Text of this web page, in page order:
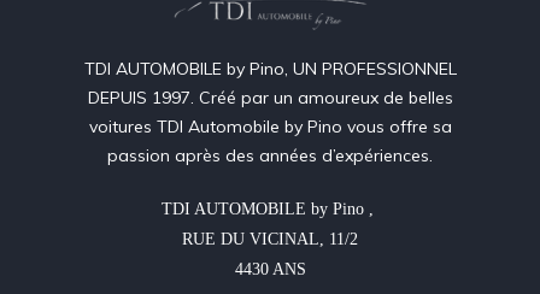
TDI AUTOMOBILE by Pino, UN PROFESSIONNEL
DEPUIS 1997. Créé par un amoureux de belles
voitures TDI Automobile by Pino vous offre sa
passion après des années d’expériences.
TDI AUTOMOBILE by Pino ,
RUE DU VICINAL, 11/2
4430 ANS